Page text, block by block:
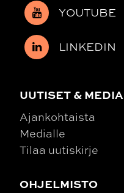
YOUTUBE
LINKEDIN
UUTISET & MEDIA
Ajankohtaista
Medialle
Tilaa uutiskirje
OHJELMISTO